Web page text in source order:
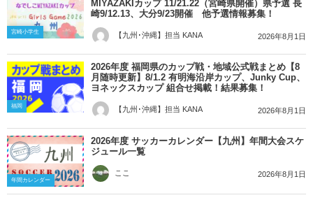
宮崎小学生
MIYAZAKIカップ 11/21.22（宮崎県開催）県予選 長
崎9/12.13、大分9/23開催 他予選情報募集！
【九州･沖縄】担当 KANA 2026年8月1日
福岡
2026年度 福岡県のカップ戦・地域公式戦まとめ【8
月随時更新】8/1.2 有明海沿岸カップ、Junky Cup、
ヨネックスカップ 組合せ掲載！結果募集！
【九州･沖縄】担当 KANA 2026年8月1日
年間カレンダー
2026年度 サッカーカレンダー【九州】年間大会スケ
ジュール一覧
ここ 2026年8月1日